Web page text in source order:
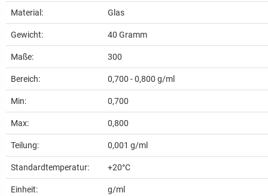
Material: Glas
Gewicht: 40 Gramm
Maße: 300
Bereich: 0,700 - 0,800 g/ml
Min: 0,700
Max: 0,800
Teilung: 0,001 g/ml
Standardtemperatur: +20°C
Einheit: g/ml